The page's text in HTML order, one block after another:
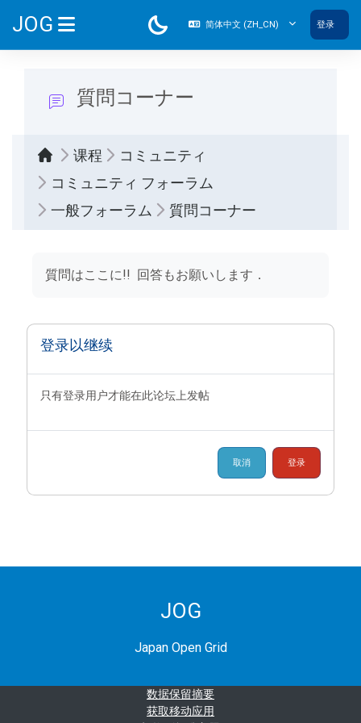
JOG 简体中文 ‎(ZH_CN)‎ 登录
質問コーナー
课程
コミュニティ
コミュニティ フォーラム
一般フォーラム
質問コーナー
質問はここに!! 回答もお願いします．
登录以继续
只有登录用户才能在此论坛上发帖
取消 登录
JOG
Japan Open Grid
‎数据保留摘要‎
获取移动应用